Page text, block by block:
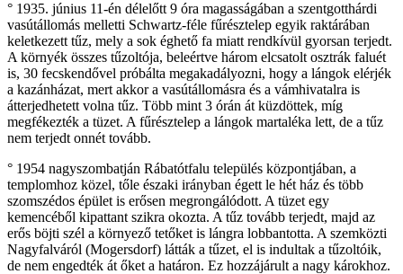
° 1935. június 11-én délelőtt 9 óra magasságában a szentgotthárdi
vasútállomás melletti Schwartz-féle fűrésztelep egyik raktárában
keletkezett tűz, mely a sok éghető fa miatt rendkívül gyorsan terjedt.
A környék összes tűzoltója, beleértve három elcsatolt osztrák faluét
is, 30 fecskendővel próbálta megakadályozni, hogy a lángok elérjék
a kazánházat, mert akkor a vasútállomásra és a vámhivatalra is
átterjedhetett volna tűz. Több mint 3 órán át küzdöttek, míg
megfékezték a tüzet. A fűrésztelep a lángok martaléka lett, de a tűz
nem terjedt onnét tovább.
° 1954 nagyszombatján Rábatótfalu település központjában, a
templomhoz közel, tőle északi irányban égett le hét ház és több
szomszédos épület is erősen megrongálódott. A tüzet egy
kemencéből kipattant szikra okozta. A tűz tovább terjedt, majd az
erős böjti szél a környező tetőket is lángra lobbantotta. A szemközti
Nagyfalváról (Mogersdorf) látták a tűzet, el is indultak a tűzoltóik,
de nem engedték át őket a határon. Ez hozzájárult a nagy károkhoz.